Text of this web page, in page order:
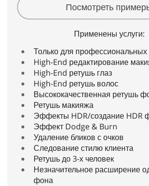
Посмотреть
Применены услуги:
Только для
High-End редактирование
High-End ретушь глаз
High-End ретушь волос
Высококачественная ретушь
Ретушь макияжа
Эффекты HDR/создание HDR
Эффект Dodge & Burn
Удаление бликов с очков
Следование стилю клиента
Ретушь до 3-х человек
Незначительное расширение
фона